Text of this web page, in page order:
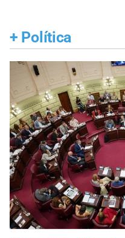
+ Política